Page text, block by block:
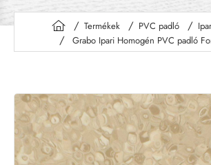
h
o
Termékek PVC padló
Grabo Ipari Homogén PVC padló